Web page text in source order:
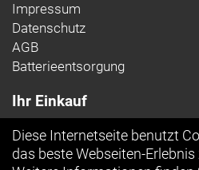
Impressum
Datenschutz
AGB
Batterieentsorgung
Ihr Einkauf
Top Artikel
Diese Internetseite benutzt
das beste Webseiten-